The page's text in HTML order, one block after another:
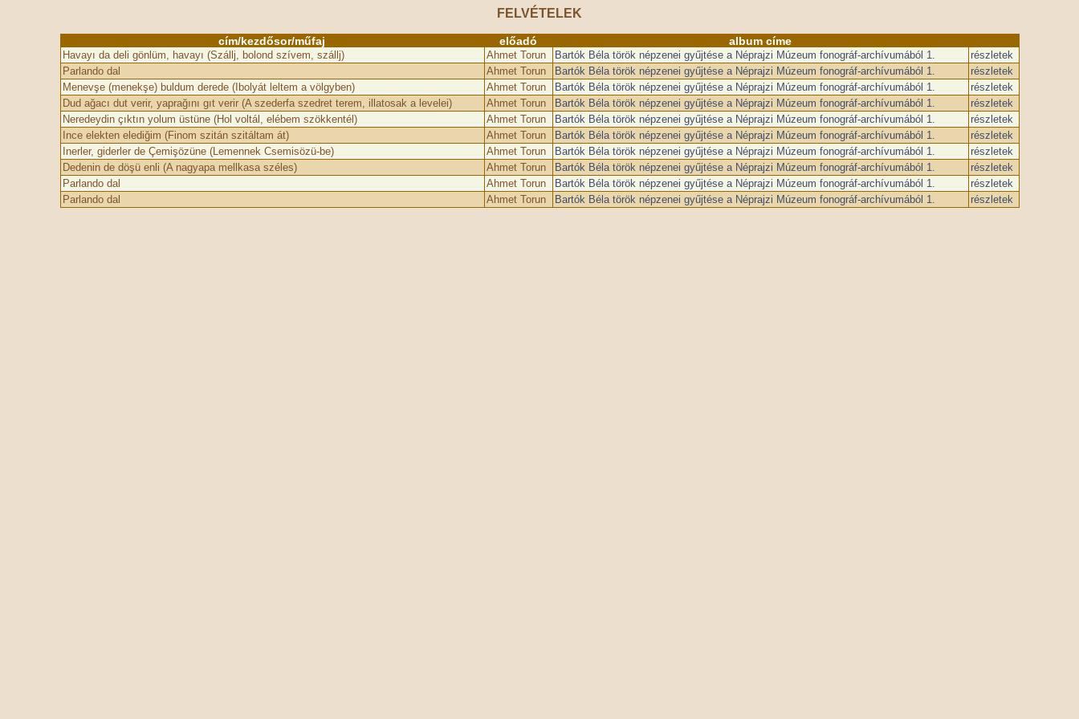
FELVÉTELEK
cím/kezdősor/műfaj előadó album címe
Havayı da deli gönlüm, havayı (Szállj, bolond szívem, szállj) Ahmet Torun Bartók Béla török népzenei gyűjtése a Néprajzi Múzeum fonográf-archívumából 1.
részletek
Parlando dal
Ahmet Torun Bartók Béla török népzenei gyűjtése a Néprajzi Múzeum fonográf-archívumából 1.
részletek
Menevşe (menekşe) buldum derede (Ibolyát leltem a völgyben)
Ahmet Torun Bartók Béla török népzenei gyűjtése a Néprajzi Múzeum fonográf-archívumából 1.
részletek
Dud ağacı dut verir, yaprağını gıt verir (A szederfa szedret terem, illatosak a levelei)
Ahmet Torun Bartók Béla török népzenei gyűjtése a Néprajzi Múzeum fonográf-archívumából 1.
részletek
Neredeydin çıktın yolum üstüne (Hol voltál, elébem szökkentél)
Ahmet Torun Bartók Béla török népzenei gyűjtése a Néprajzi Múzeum fonográf-archívumából 1.
részletek
Ince elekten elediğim (Finom szitán szitáltam át)
Ahmet Torun Bartók Béla török népzenei gyűjtése a Néprajzi Múzeum fonográf-archívumából 1.
részletek
Inerler, giderler de Çemişözü­ne (Lemennek Csemisözü-be)
Ahmet Torun Bartók Béla török népzenei gyűjtése a Néprajzi Múzeum fonográf-archívumából 1.
részletek
Dedenin de döşü enli (A nagyapa mellkasa széles)
Ahmet Torun Bartók Béla török népzenei gyűjtése a Néprajzi Múzeum fonográf-archívumából 1.
részletek
Parlando dal
Ahmet Torun Bartók Béla török népzenei gyűjtése a Néprajzi Múzeum fonográf-archívumából 1.
részletek
Parlando dal
Ahmet Torun Bartók Béla török népzenei gyűjtése a Néprajzi Múzeum fonográf-archívumából 1. részletek